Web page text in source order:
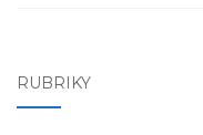
RUBRIKY